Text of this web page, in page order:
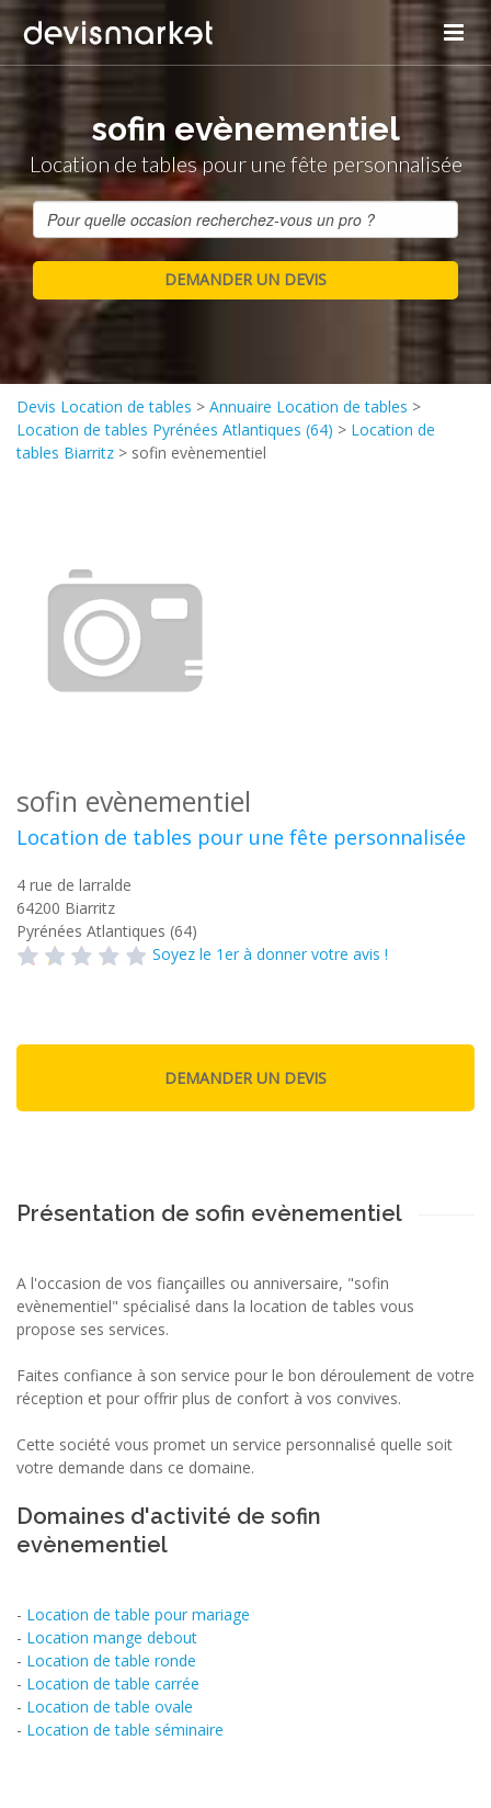
sofin evènementiel
Location de tables pour une fête personnalisée
Devis Location de tables > Annuaire Location de tables >
Location de tables Pyrénées Atlantiques (64) > Location de
tables Biarritz > sofin evènementiel
sofin evènementiel
Location de tables pour une fête personnalisée
4 rue de larralde
64200 Biarritz
Pyrénées Atlantiques (64)
Soyez le 1er à donner votre avis !
Présentation de sofin evènementiel
A l'occasion de vos fiançailles ou anniversaire, "sofin
evènementiel" spécialisé dans la location de tables vous
propose ses services.
Faites confiance à son service pour le bon déroulement de votre
réception et pour offrir plus de confort à vos convives.
Cette société vous promet un service personnalisé quelle soit
votre demande dans ce domaine.
Domaines d'activité de sofin
evènementiel
- Location de table pour mariage
- Location mange debout
- Location de table ronde
- Location de table carrée
- Location de table ovale
- Location de table séminaire